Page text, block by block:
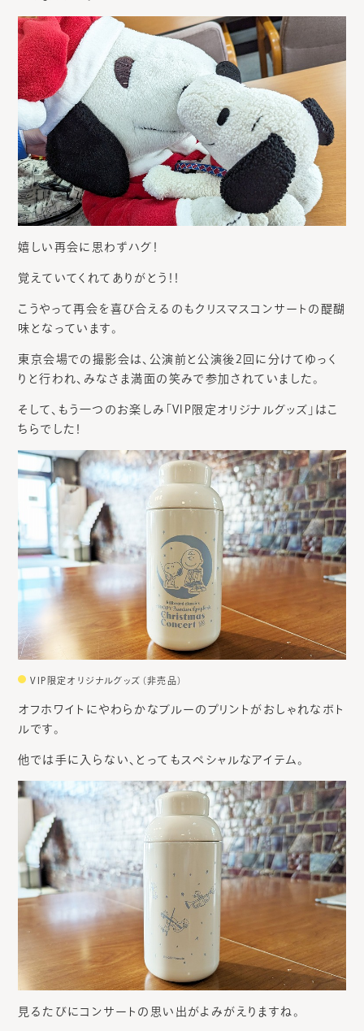
嬉しい再会に思わずハグ！
覚えていてくれてありがとう！！
こうやって再会を喜び合えるのもクリスマスコンサートの醍醐
味となっています。
東京会場での撮影会は、公演前と公演後2回に分けてゆっく
りと行われ、みなさま満面の笑みで参加されていました。
そして、もう一つのお楽しみ「VIP限定オリジナルグッズ」はこ
ちらでした！
VIP限定オリジナルグッズ（非売品）
オフホワイトにやわらかなブルーのプリントがおしゃれなボト
ルです。
他では手に入らない、とってもスペシャルなアイテム。
見るたびにコンサートの思い出がよみがえりますね。